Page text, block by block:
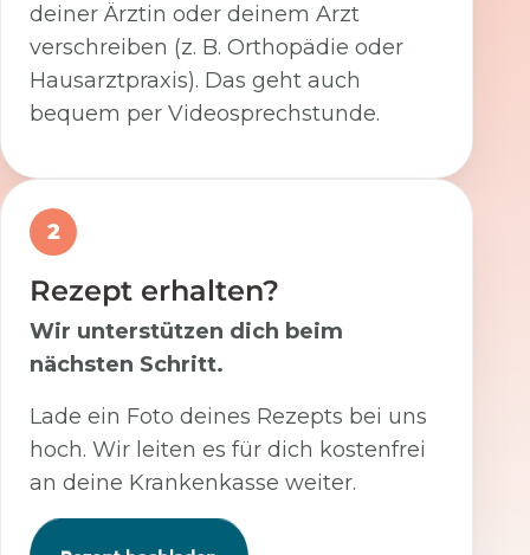
deiner Ärztin oder deinem Arzt
verschreiben (z. B. Orthopädie oder
Hausarztpraxis). Das geht auch
bequem per Videosprechstunde.
2
Rezept erhalten?
Wir unterstützen dich beim
nächsten Schritt.
Lade ein Foto deines Rezepts bei uns
hoch. Wir leiten es für dich kostenfrei
an deine Krankenkasse weiter.